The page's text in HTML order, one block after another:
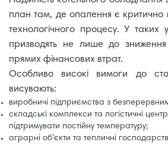
план там, де опалення є
технологічного процесу. У таких
призводять не лише до
прямих фінансових втрат.
Особливо високі вимоги до
висувають:
виробничі підприємства з
складські комплекси та логістичні
підтримувати постійну температуру;
аграрні об’єкти та тепличні